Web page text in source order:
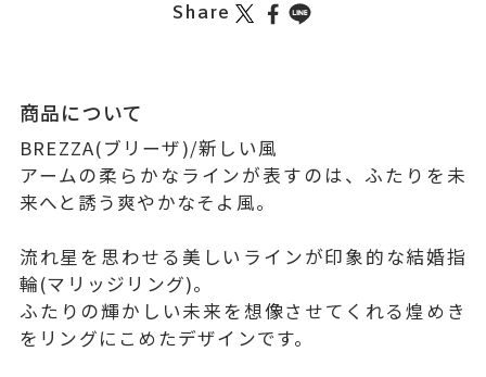
Share
商品について
BREZZA(ブリーザ)/新しい風
アームの柔らかなラインが表すのは、ふたりを未
来へと誘う爽やかなそよ風。
流れ星を思わせる美しいラインが印象的な結婚指
輪(マリッジリング)。
ふたりの輝かしい未来を想像させてくれる煌めき
をリングにこめたデザインです。